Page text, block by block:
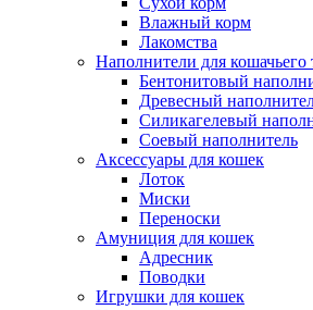
Влажный корм
Лакомства
Наполнители для кошачьего
Бентонитовый
Древесный
Силикагелевый
Соевый наполнитель
Аксессуары для кошек
Лоток
Миски
Переноски
Амуниция для кошек
Адресник
Поводки
Игрушки для кошек